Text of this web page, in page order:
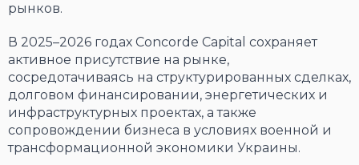
рынков.
В 2025–2026 годах Concorde Capital сохраняет
активное присутствие на рынке,
сосредотачиваясь на структурированных сделках,
долговом финансировании, энергетических и
инфраструктурных проектах, а также
сопровождении бизнеса в условиях военной и
трансформационной экономики Украины.